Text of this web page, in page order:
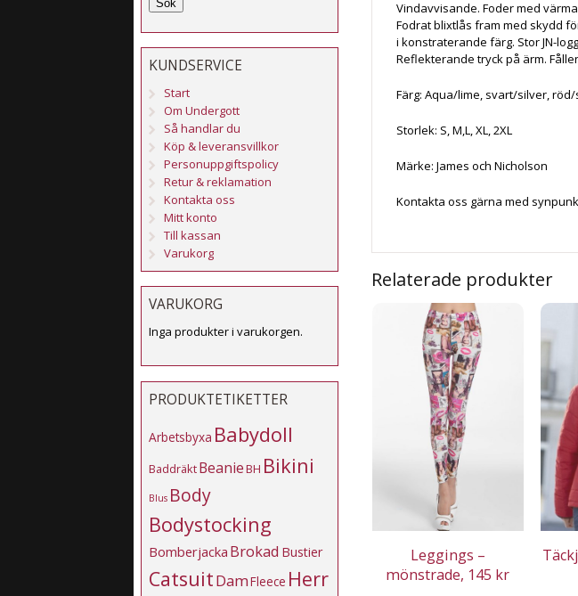
Vindavvisande. Foder med
Fodrat blixtlås fram med skydd
i konstraterande färg. Stor JN-
Reflekterande tryck på ärm.
Färg: Aqua/lime, svart/silver,
Storlek: S, M,L, XL, 2XL
Märke: James och Nicholson
Kontakta oss gärna med
Relaterade produkter
Leggings –
mönstrade, 145 kr
Sök
KUNDSERVICE
Start
Om Undergott
Så handlar du
Köp & leveransvillkor
Personuppgiftspolicy
Retur & reklamation
Kontakta oss
Mitt konto
Till kassan
Varukorg
VARUKORG
Inga produkter i varukorgen.
PRODUKTETIKETTER
Arbetsbyxa Babydoll
BaddräktBeanieBH Bikini
Blus Body
Bodystocking
Bomberjacka Brokad Bustier
CatsuitDamFleece Herr